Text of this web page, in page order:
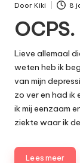
Geplaatst
door
Door Kiki 8
OCPS.
Lieve allemaal
weten heb ik
van mijn
zo ver en had ik
ik mij eenzaam
ziekte waar ik
Lees meer